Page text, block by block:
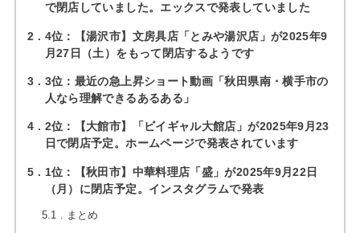
で閉店していました。エックスで発表していました
2
4位：【湯沢市】文房具店「とみや湯沢店」が2025年9
月27日（土）をもって閉店するようです
3
3位：最近の急上昇ショート動画「秋田県南・横手市の
人なら理解できるあるある」
4
2位：【大館市】「ビイギャル大館店」が2025年9月23
日で閉店予定。ホームページで発表されています
5
1位：【秋田市】中華料理店「盛」が2025年9月22日
（月）に閉店予定。インスタグラムで発表
5.1 まとめ